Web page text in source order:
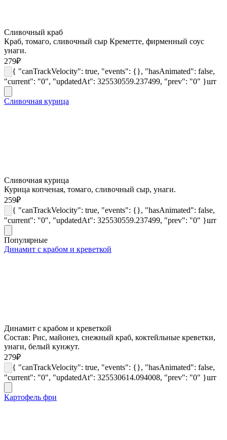
Сливочный краб
Краб, томаго, сливочный сыр Креметте, фирменный соус
унаги.
279₽
{ "canTrackVelocity": true, "events": {}, "hasAnimated": false,
"current": "0", "updatedAt": 325530559.237499, "prev": "0" }шт
Сливочная курица
Сливочная курица
Курица копченая, томаго, сливочный сыр, унаги.
259₽
{ "canTrackVelocity": true, "events": {}, "hasAnimated": false,
"current": "0", "updatedAt": 325530559.237499, "prev": "0" }шт
Популярные
Динамит с крабом и креветкой
Динамит с крабом и креветкой
Состав: Рис, майонез, снежный краб, коктейльные креветки,
унаги, белый кунжут.
279₽
{ "canTrackVelocity": true, "events": {}, "hasAnimated": false,
"current": "0", "updatedAt": 325530614.094008, "prev": "0" }шт
Картофель фри